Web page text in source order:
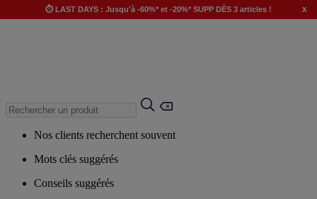
⏱️ LAST DAYS : Jusqu'à -60%* et -20%* SUPP DÈS 3 articles ! x
Nos clients recherchent souvent
Mots clés suggérés
Conseils suggérés